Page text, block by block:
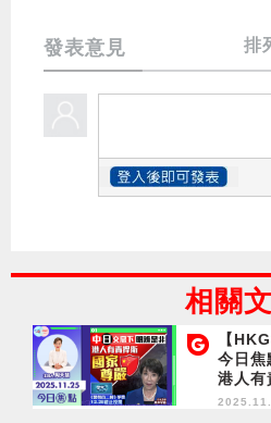
發表意見 排
相關
【
今日焦
港人有
百二秒